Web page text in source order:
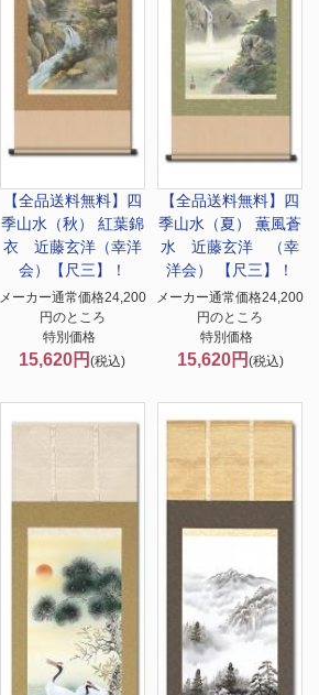
【全品送料無料】 四
季山水（秋） 紅葉錦
衣 近藤玄洋（幸洋
会）【尺三】！
メーカー通常価格24,200
円のところ
特別価格
15,620円(税込)
【全品送料無料】 四
季山水（夏） 薫風蒼
水 近藤玄洋 （幸
洋会） 【尺三】！
メーカー通常価格24,200
円のところ
特別価格
15,620円 (税込)